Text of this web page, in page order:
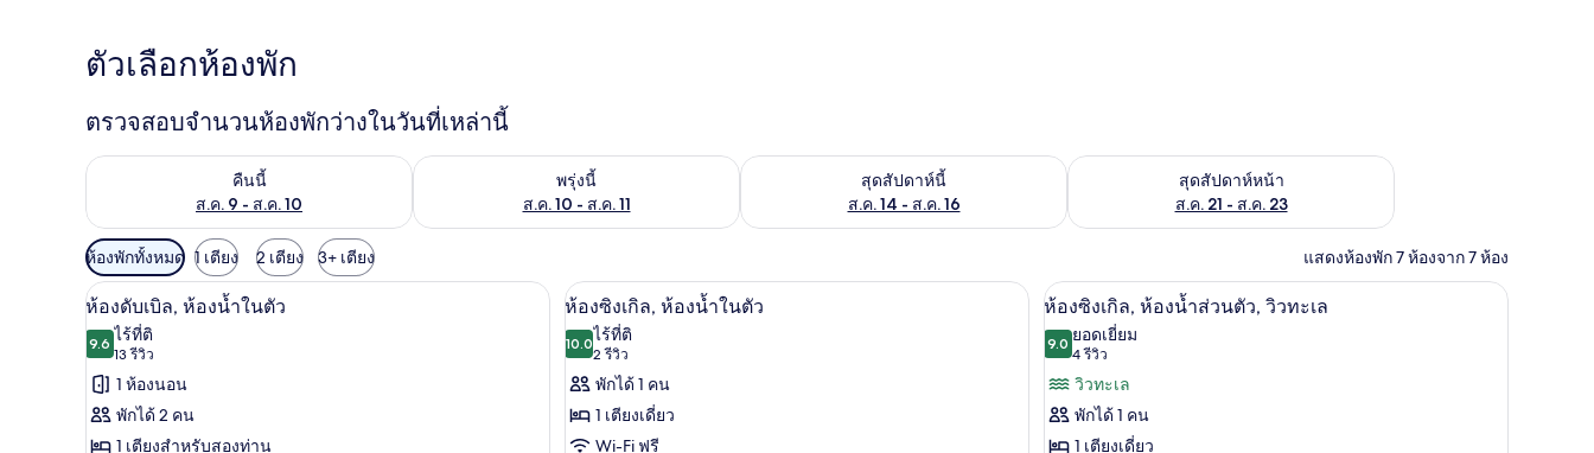
ตัวเลือกห้องพัก
ตรวจสอบจำนวนห้องพักว่างในวันที่เหล่านี้
คืนนี้
ส.ค. 9 - ส.ค. 10
ตรวจสอบจำนวนห้องพักว่างในคืนนี้ ส.ค. 9 - ส.ค. 10
พรุ่งนี้
ส.ค. 10 - ส.ค. 11
ตรวจสอบจำนวนห้องพักว่างในพรุ่งนี้ ส.ค. 10 - ส.ค. 11
สุดสัปดาห์นี้
ส.ค. 14 - ส.ค. 16
ตรวจสอบจำนวนห้องพักว่างในสุดสัปดาห์นี้ ส.ค. 14 - ส.ค. 16สุดสัปดาห์หน้า
ส.ค. 21 - ส.ค. 23
ตรวจสอบจำนวนห้องพักว่างในสุดสัปดาห์หน้า ส.ค. 21 - ส.ค. 23
ตัว
กรอง
ที่
มี
ให้
สำหรับ
ห้อง
ห้องพักทั้งหมด 1 เตียง 2 เตียง 3+ เตียง แสดงห้องพัก 7 ห้องจาก 7 ห้อง
เปิด
ภาพถ่าย
ทั้งหมด
ของ
ห้อง
ห้องดับเบิล, ห้องน้ำในตัว | Wi-Fi ฟรี, ผ้าปูที่นอน
9
ห้องดับเบิล, ห้องน้ำในตัว
9.69.6 จาก 10
ไร้ที่ติ
13 รีวิว
(13
รีวิว)
1 ห้องนอน
พักได้ 2 คน
1 เตียงสำหรับสองท่าน
เปิด
ภาพถ่าย
ทั้งหมด
ของ
ห้อง
ห้องซิงเกิล, ห้องน้ำในตัว | Wi-Fi ฟรี, ผ้าปูที่นอน
3
ห้องซิงเกิล, ห้องน้ำในตัว
10.010.0 จาก 10
ไร้ที่ติ
2 รีวิว
(2
รีวิว)
พักได้ 1 คน
1 เตียงเดี่ยว
Wi-Fi ฟรี
เปิด
ภาพถ่าย
ทั้งหมด
ของ
ห้อง
ห้องซิงเกิล, ห้องน้ำส่วนตัว, วิวทะเล | Wi-Fi ฟรี
2
ห้องซิงเกิล, ห้องน้ำส่วนตัว, วิวทะเล
9.09.0 จาก 10
ยอดเยี่ยม
4 รีวิว
(4
รีวิว)
วิวทะเล
พักได้ 1 คน
1 เตียงเดี่ยว